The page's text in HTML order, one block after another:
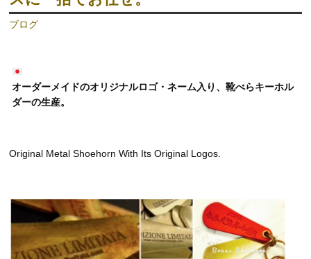
ブログ
オーダーメイドのオリジナルロゴ・ネーム入り、靴べらキーホル
ダーの生産。
Original Metal Shoehorn With Its Original Logos.
動
画
プ
レ